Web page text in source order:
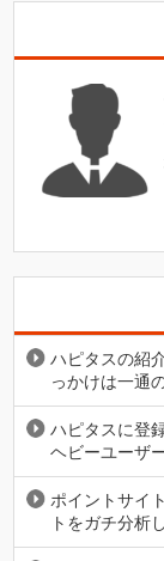
ハピタスの紹
っかけは一通
ハピタスに登
ヘビーユーザ
ポイントサイ
トをガチ分析